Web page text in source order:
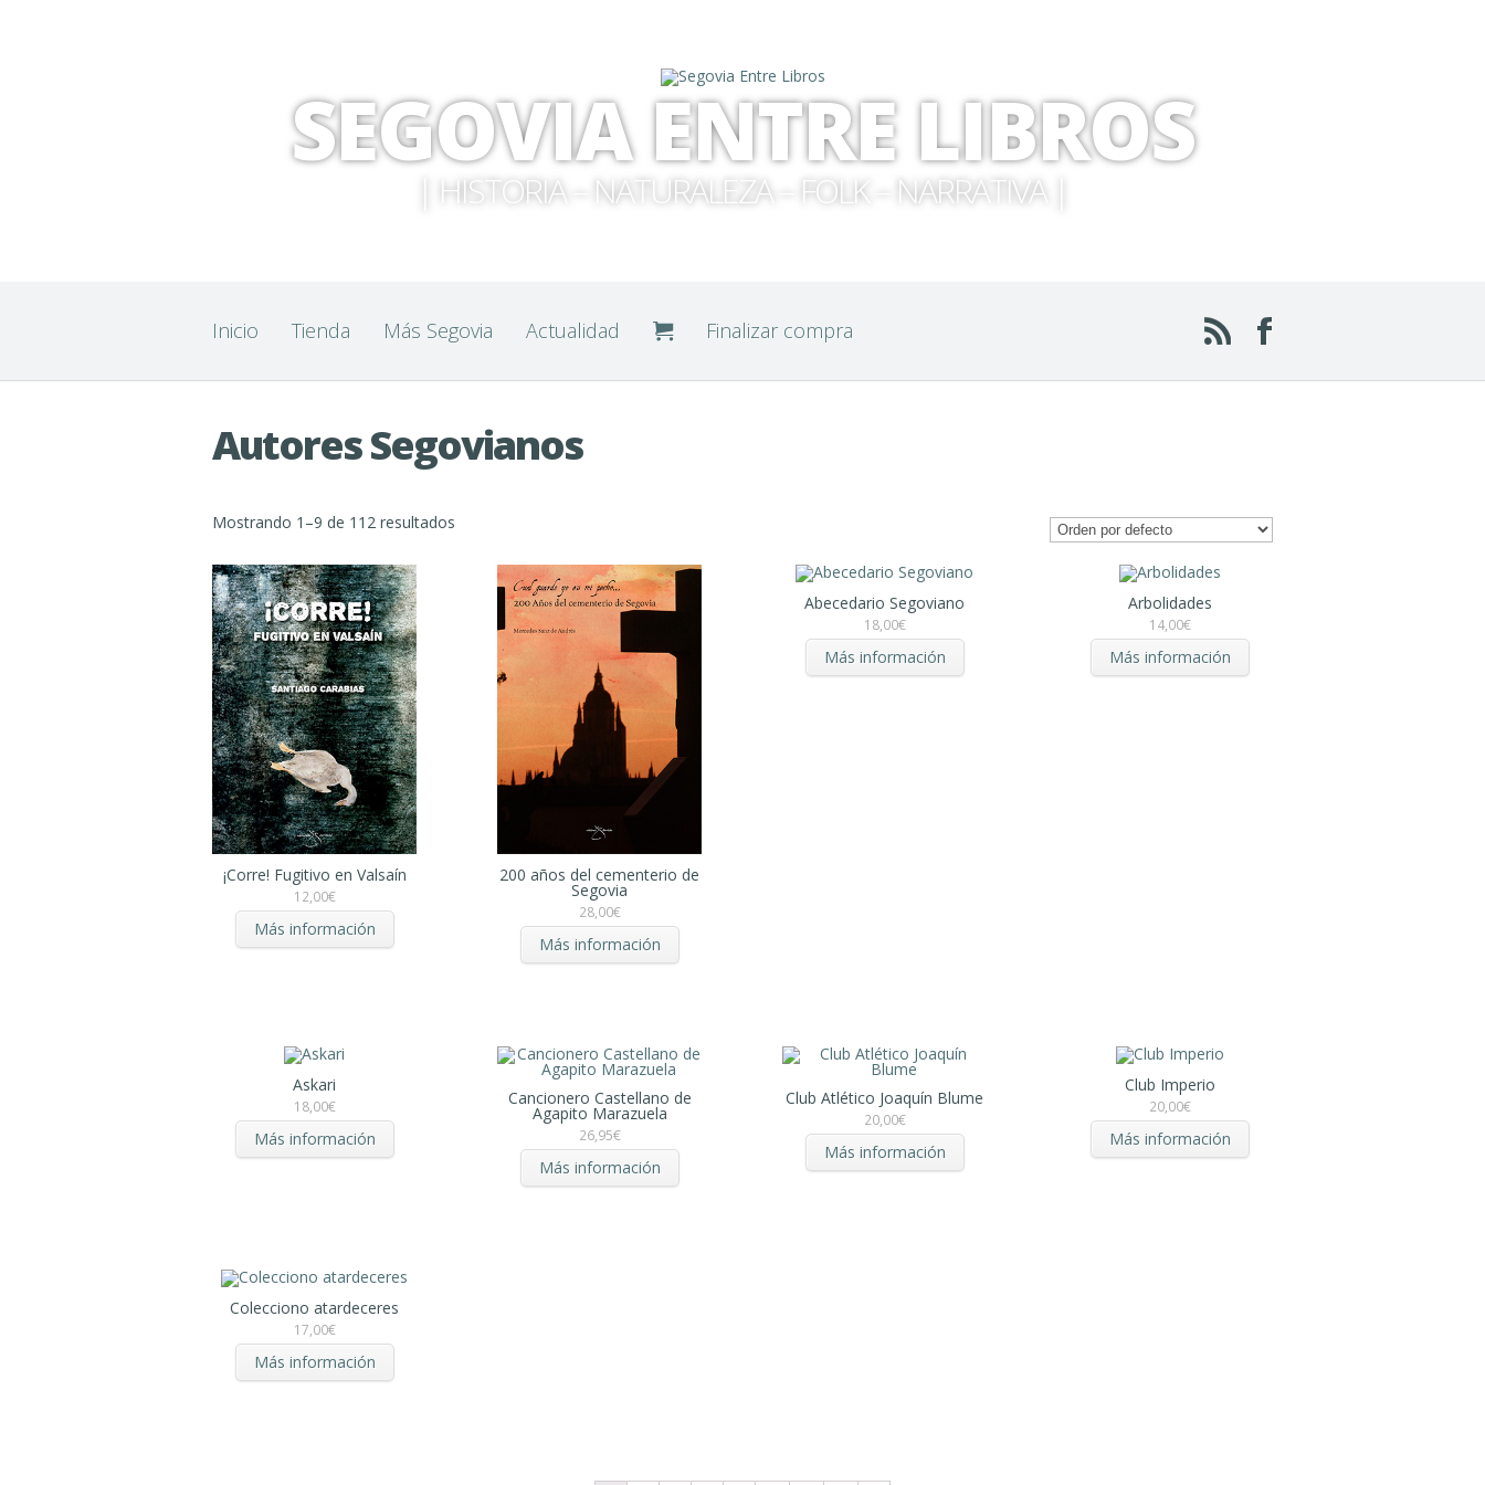
SEGOVIA ENTRE LIBROS
| HISTORIA – NATURALEZA – FOLK – NARRATIVA |
Inicio Tienda Más Segovia Actualidad Finalizar compra
Autores Segovianos
Mostrando 1–9 de 112 resultados
¡Corre! Fugitivo en Valsaín
12,00€
Más información
200 años del cementerio de
Segovia
28,00€
Más información
Abecedario Segoviano
18,00€
Más información
Arbolidades
14,00€
Más información
Askari
18,00€
Más información
Cancionero Castellano de
Agapito Marazuela
26,95€
Más información
Club Atlético Joaquín Blume
20,00€
Más información
Club Imperio
20,00€
Más información
Colecciono atardeceres
17,00€
Más información